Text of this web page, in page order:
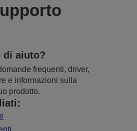
di aiuto?
frequenti, driver,
e informazioni sulla
prodotto.